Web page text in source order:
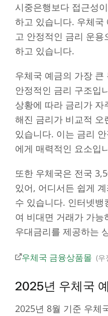
시중은행보다 접근성
하고 있습니다. 우체국
고 안정적인 금리 운
하고 있습니다.
우체국 예금의 가장 큰
안정적인 금리 구조입
상황에 따라 금리가 자
해진 금리가 비교적 오
있습니다. 이는 금리
에게 매력적인 요소입
또한 우체국은 전국
있어, 어디서든 쉽게
수 있습니다. 인터넷
여 비대면 거래가 가
우대금리를 제공하는
우체국 금융상품몰 우
2025년 우체국
2025년 8월 기준 우체